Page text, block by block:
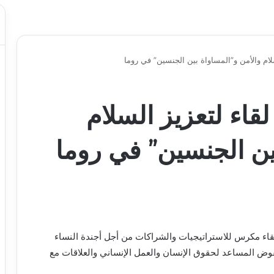
والأمن و”المساواة بين الجنسين” في روما
لتعزيز السلام
الجنسين” في روما
لقاء مكرس للاستراتيجيات والشراكات من أجل أجندة النساء
المساعد لحقوق الإنسان والعمل الإنساني والعلاقات مع